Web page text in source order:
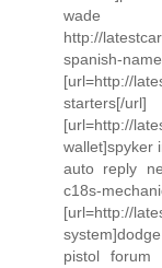
http://
spanish-
[url=http://
[url=http://
wallet]spyker
auto reply
c18s-
[url=http://
pistol forum